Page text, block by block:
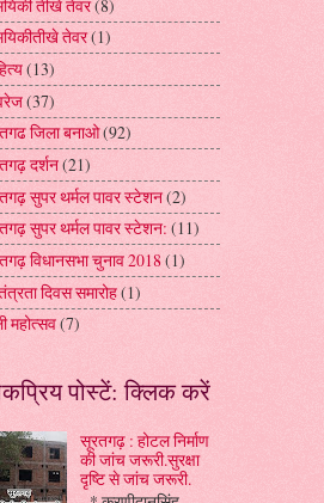
तीखे तेवर(8)
तेवर(1)
(13)
(37)
जिला बनाओ(92)
दर्शन(21)
सुपर थर्मल पावर स्टेशन(2)
सुपर थर्मल पावर स्टेशन: (11)
विधानसभा चुनाव 2018(1)
दिवस समारोह(1)
महोत्सव(7)
पोस्टें: क्लिक करें
सूरतगढ़ : होटल निर्माण
की जांच जरूरी.सुरक्षा
दृष्टि से जांच जरूरी.